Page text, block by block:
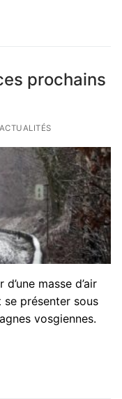
prochains
ACTUALITÉS
masse d’air
présenter sous
vosgiennes.